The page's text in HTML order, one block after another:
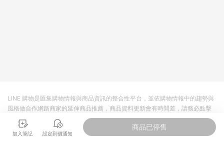
加入筆記 設定到價通知
商品已停售
LINE 購物是匯集購物情報與商品資訊的整合性平台，並依購物情報中的趨勢與
風格做合作網路商家的延伸商品推薦，商品資料更新會有時間差，請務必點擊
商品至各合作網路商家，確認現售價與購物條件，一切資訊以合作廠商網頁為
準。